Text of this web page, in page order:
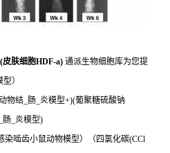
皮肤细胞HDF-a) 通派生物细胞库为您提
）
物结_肠_炎模型+)(葡聚糖硫酸钠
肠_炎模型)
染啮齿小鼠动物模型）（四氯化碳(CCl